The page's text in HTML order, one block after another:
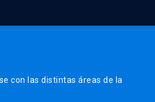
con las distintas áreas de la